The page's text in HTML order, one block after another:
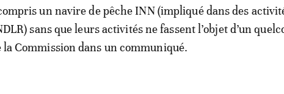
un navire de pêche INN (impliqué dans des
sans que leurs activités ne fassent l’objet d’un
Commission dans un communiqué.